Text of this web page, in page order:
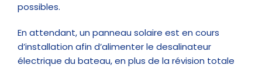
possibles.
En attendant, un panneau solaire est en cours
d’installation afin d’alimenter le desalinateur
électrique du bateau, en plus de la révision totale